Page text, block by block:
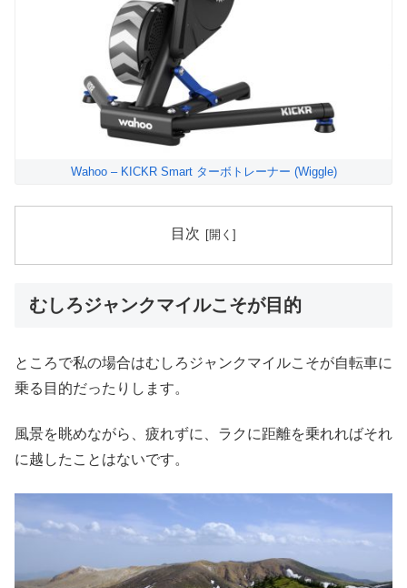
Wahoo – KICKR Smart ターボトレーナー (Wiggle)
目次
むしろジャンクマイルこそが目的
ところで私の場合はむしろジャンクマイルこそが自転車に
乗る目的だったりします。
風景を眺めながら、疲れずに、ラクに距離を乗れればそれ
に越したことはないです。